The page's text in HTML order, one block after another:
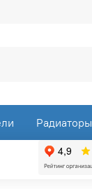
Радиаторы